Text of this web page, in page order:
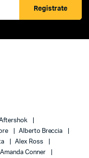
Registrate
Alberto Breccia
Alex Ross
Amanda Conner